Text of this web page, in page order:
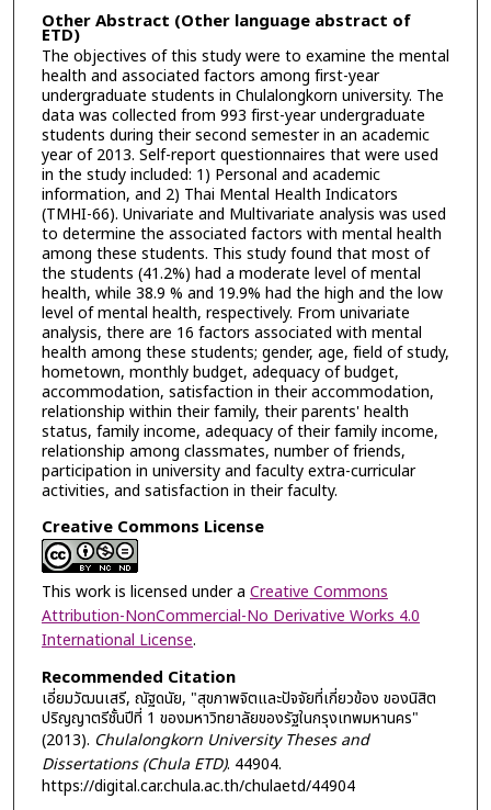
Other Abstract (Other language abstract of
ETD)
The objectives of this study were to examine the mental
health and associated factors among first-year
undergraduate students in Chulalongkorn university. The
data was collected from 993 first-year undergraduate
students during their second semester in an academic
year of 2013. Self-report questionnaires that were used
in the study included: 1) Personal and academic
information, and 2) Thai Mental Health Indicators
(TMHI-66). Univariate and Multivariate analysis was used
to determine the associated factors with mental health
among these students. This study found that most of
the students (41.2%) had a moderate level of mental
health, while 38.9 % and 19.9% had the high and the low
level of mental health, respectively. From univariate
analysis, there are 16 factors associated with mental
health among these students; gender, age, field of study,
hometown, monthly budget, adequacy of budget,
accommodation, satisfaction in their accommodation,
relationship within their family, their parents' health
status, family income, adequacy of their family income,
relationship among classmates, number of friends,
participation in university and faculty extra-curricular
activities, and satisfaction in their faculty.
Creative Commons License
This work is licensed under a Creative Commons
Attribution-NonCommercial-No Derivative Works 4.0
International License.
Recommended Citation
เอี่ยมวัฒนเสรี, ณัฐดนัย, "สุขภาพจิตและปัจจัยที่เกี่ยวข้อง ของนิสิต
ปริญญาตรีชั้นปีที่ 1 ของมหาวิทยาลัยของรัฐในกรุงเทพมหานคร"
(2013). Chulalongkorn University Theses and
Dissertations (Chula ETD). 44904.
https://digital.car.chula.ac.th/chulaetd/44904